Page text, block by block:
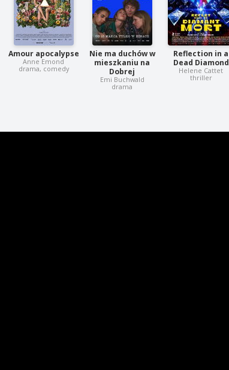
Amour apocalypse
Anne Emond
drama, comedy
Nie ma duchów w
mieszkaniu na
Dobrej
Emi Buchwald
drama
Reflection in a
Dead Diamond
Helene Cattet
thriller